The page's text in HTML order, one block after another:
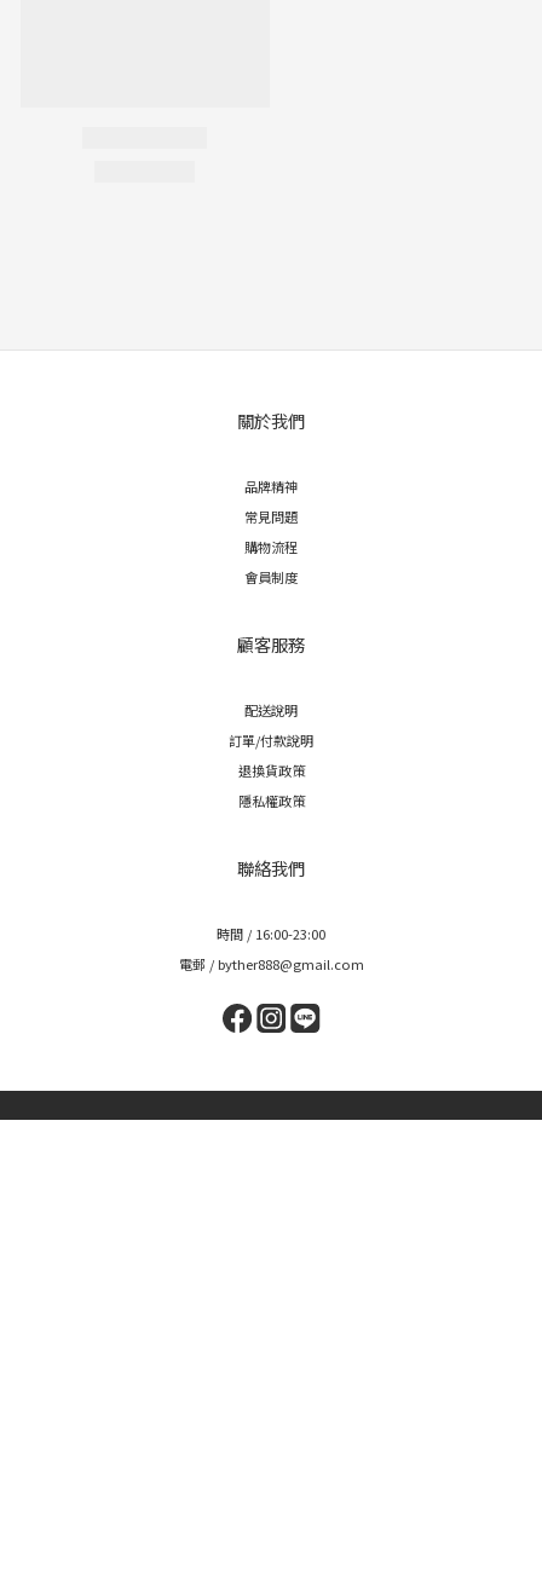
關於我們
品牌精神
常見問題
購物流程
會員制度
顧客服務
配送說明
訂單/付款說明
退換貨政策
隱私權政策
聯絡我們
時間 / 16:00-23:00
電郵 / byther888@gmail.com